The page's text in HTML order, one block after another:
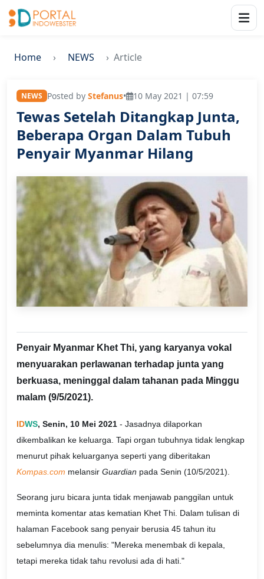
Home NEWS Article
NEWS Posted by Stefanus• 10 May 2021 | 07:59
Tewas Setelah Ditangkap Junta,
Beberapa Organ Dalam Tubuh
Penyair Myanmar Hilang
Penyair Myanmar Khet Thi, yang karyanya vokal
menyuarakan perlawanan terhadap junta yang
berkuasa, meninggal dalam tahanan pada Minggu
malam (9/5/2021).
IDWS, Senin, 10 Mei 2021 - Jasadnya dilaporkan
dikembalikan ke keluarga. Tapi organ tubuhnya tidak lengkap
menurut pihak keluarganya seperti yang diberitakan
Kompas.com melansir Guardian pada Senin (10/5/2021).
Seorang juru bicara junta tidak menjawab panggilan untuk
meminta komentar atas kematian Khet Thi. Dalam tulisan di
halaman Facebook sang penyair berusia 45 tahun itu
sebelumnya dia menulis: "Mereka menembak di kepala,
tetapi mereka tidak tahu revolusi ada di hati."